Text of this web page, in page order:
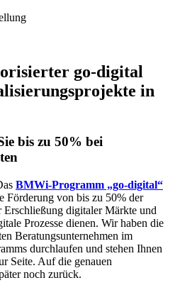
go-digital
in
bis zu 50% bei
BMWi-Programm „go-digital“
Förderung von bis zu 50% der
Erschließung digitaler Märkte und
Prozesse dienen. Wir haben die
Beratungsunternehmen im
durchlaufen und stehen Ihnen
Seite. Auf die genauen
noch zurück.